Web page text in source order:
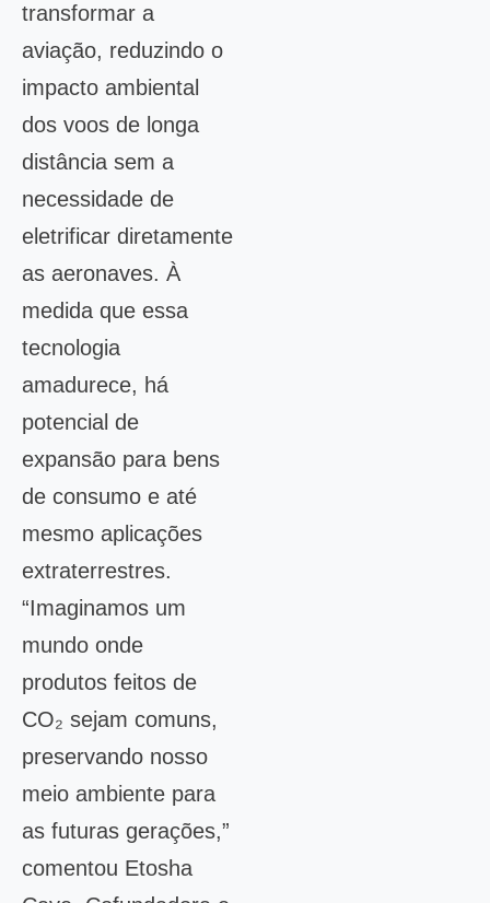
transformar a
aviação, reduzindo o
impacto ambiental
dos voos de longa
distância sem a
necessidade de
eletrificar diretamente
as aeronaves. À
medida que essa
tecnologia
amadurece, há
potencial de
expansão para bens
de consumo e até
mesmo aplicações
extraterrestres.
“Imaginamos um
mundo onde
produtos feitos de
CO₂ sejam comuns,
preservando nosso
meio ambiente para
as futuras gerações,”
comentou Etosha